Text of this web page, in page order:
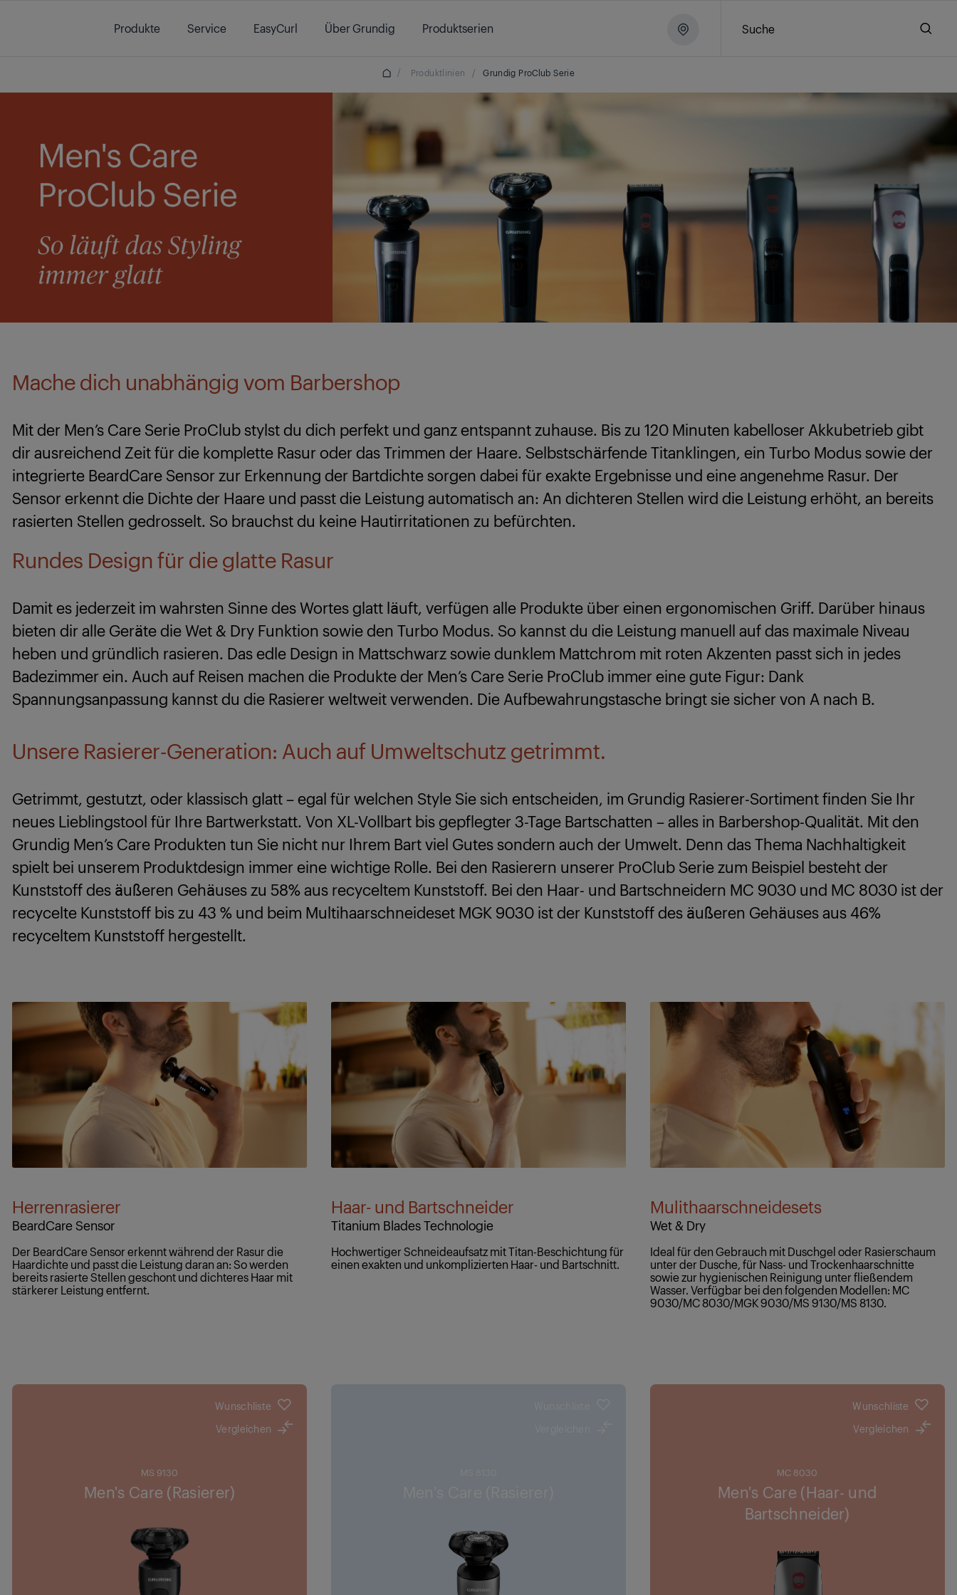
Produkte
Service EasyCurl Über Grundig Produktserien Suche
/ Produktlinien / Grundig ProClub Serie
Mache dich unabhängig vom Barbershop
Mit der Men’s Care Serie ProClub stylst du dich perfekt und ganz entspannt zuhause. Bis zu 120 Minuten kabelloser Akkubetrieb gibt
dir ausreichend Zeit für die komplette Rasur oder das Trimmen der Haare. Selbstschärfende Titanklingen, ein Turbo Modus sowie der
integrierte BeardCare Sensor zur Erkennung der Bartdichte sorgen dabei für exakte Ergebnisse und eine angenehme Rasur. Der
Sensor erkennt die Dichte der Haare und passt die Leistung automatisch an: An dichteren Stellen wird die Leistung erhöht, an bereits
rasierten Stellen gedrosselt. So brauchst du keine Hautirritationen zu befürchten.
Rundes Design für die glatte Rasur
Damit es jederzeit im wahrsten Sinne des Wortes glatt läuft, verfügen alle Produkte über einen ergonomischen Griff. Darüber hinaus
bieten dir alle Geräte die Wet & Dry Funktion sowie den Turbo Modus. So kannst du die Leistung manuell auf das maximale Niveau
heben und gründlich rasieren. Das edle Design in Mattschwarz sowie dunklem Mattchrom mit roten Akzenten passt sich in jedes
Badezimmer ein. Auch auf Reisen machen die Produkte der Men’s Care Serie ProClub immer eine gute Figur: Dank
Spannungsanpassung kannst du die Rasierer weltweit verwenden. Die Aufbewahrungstasche bringt sie sicher von A nach B.
Unsere Rasierer-Generation: Auch auf Umweltschutz getrimmt.
Getrimmt, gestutzt, oder klassisch glatt – egal für welchen Style Sie sich entscheiden, im Grundig Rasierer-Sortiment finden Sie Ihr
neues Lieblingstool für Ihre Bartwerkstatt. Von XL-Vollbart bis gepflegter 3-Tage Bartschatten – alles in Barbershop-Qualität. Mit den
Grundig Men’s Care Produkten tun Sie nicht nur Ihrem Bart viel Gutes sondern auch der Umwelt. Denn das Thema Nachhaltigkeit
spielt bei unserem Produktdesign immer eine wichtige Rolle. Bei den Rasierern unserer ProClub Serie zum Beispiel besteht der
Kunststoff des äußeren Gehäuses zu 58% aus recyceltem Kunststoff. Bei den Haar- und Bartschneidern MC 9030 und MC 8030 ist der
recycelte Kunststoff bis zu 43 % und beim Multihaarschneideset MGK 9030 ist der Kunststoff des äußeren Gehäuses aus 46%
recyceltem Kunststoff hergestellt.
Herrenrasierer
BeardCare Sensor
Der BeardCare Sensor erkennt während der Rasur die
Haardichte und passt die Leistung daran an: So werden
bereits rasierte Stellen geschont und dichteres Haar mit
stärkerer Leistung entfernt.
Haar- und Bartschneider
Titanium Blades Technologie
Hochwertiger Schneideaufsatz mit Titan-Beschichtung für
einen exakten und unkomplizierten Haar- und Bartschnitt.
Mulithaarschneidesets
Wet & Dry
Ideal für den Gebrauch mit Duschgel oder Rasierschaum
unter der Dusche, für Nass- und Trockenhaarschnitte
sowie zur hygienischen Reinigung unter fließendem
Wasser. Verfügbar bei den folgenden Modellen: MC
9030/MC 8030/MGK 9030/MS 9130/MS 8130.
Wunschliste
Vergleichen
MS 9130
Men's Care (Rasierer)
Wunschliste
Vergleichen
MC 8030
Men's Care (Haar- und
Bartschneider)